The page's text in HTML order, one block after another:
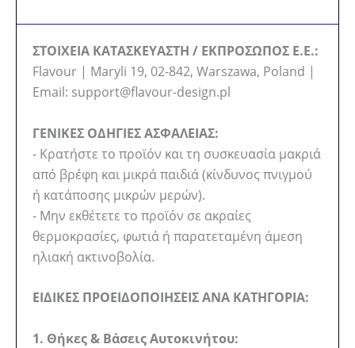
ΣΤΟΙΧΕΙΑ ΚΑΤΑΣΚΕΥΑΣΤΗ / ΕΚΠΡΟΣΩΠΟΣ Ε.Ε.:
Flavour | Maryli 19, 02-842, Warszawa, Poland |
Email: support@flavour-design.pl
ΓΕΝΙΚΕΣ ΟΔΗΓΙΕΣ ΑΣΦΑΛΕΙΑΣ:
- Κρατήστε το προϊόν και τη συσκευασία μακριά
από βρέφη και μικρά παιδιά (κίνδυνος πνιγμού
ή κατάποσης μικρών μερών).
- Μην εκθέτετε το προϊόν σε ακραίες
θερμοκρασίες, φωτιά ή παρατεταμένη άμεση
ηλιακή ακτινοβολία.
ΕΙΔΙΚΕΣ ΠΡΟΕΙΔΟΠΟΙΗΣΕΙΣ ΑΝΑ ΚΑΤΗΓΟΡΙΑ:
1. Θήκες & Βάσεις Αυτοκινήτου: